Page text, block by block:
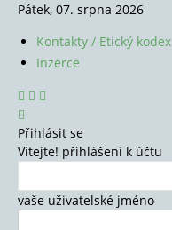
Pátek, 07. srpna 2026
Kontakty / Etický kodex
Inzerce
Přihlásit se
Vítejte! přihlášení k účtu
vaše uživatelské jméno